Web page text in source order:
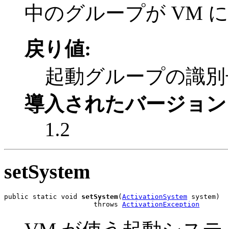
中のグループが VM
戻り値:
起動グループの識
導入されたバージョ
1.2
setSystem
public static void setSystem( ActivationSystem system)
                      throws
ActivationException